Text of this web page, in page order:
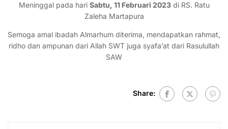
Meninggal pada hari Sabtu, 11 Februari 2023di RS. Ratu
Zaleha Martapura
Semoga amal ibadah Almarhum diterima, mendapatkan rahmat,
ridho dan ampunan dari Allah SWT juga syafa’at dari Rasulullah
SAW
Share: